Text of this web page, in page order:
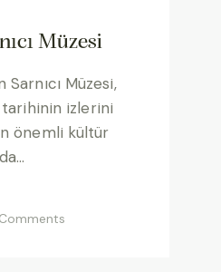
Müzesi
Müzesi,
izlerini
önemli kültür
Comments